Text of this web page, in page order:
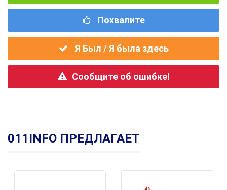
Похвалите
Я Был / Я была здесь
Сообщите об ошибке!
011INFO ПРЕДЛАГАЕТ